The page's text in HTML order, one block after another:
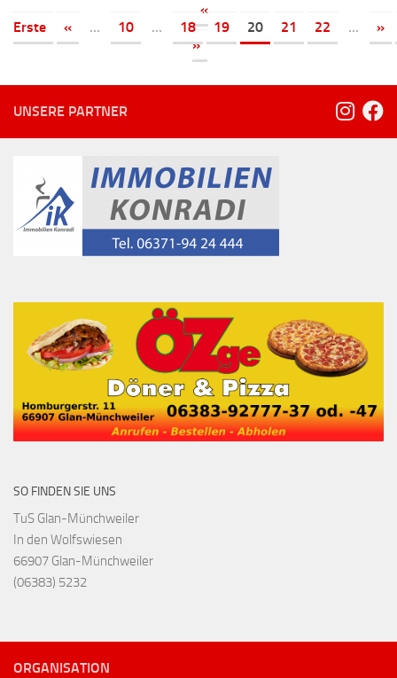
«
Erste
« ... 10 ... 18 19 20 21 22 ...
»
»
UNSERE PARTNER
SO FINDEN SIE UNS
TuS Glan-Münchweiler
In den Wolfswiesen
66907 Glan-Münchweiler
(06383) 5232
ORGANISATION